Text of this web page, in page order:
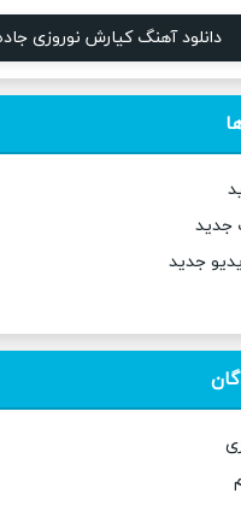
دانلود آهنگ کیارش نوروزی
جدید
جدید